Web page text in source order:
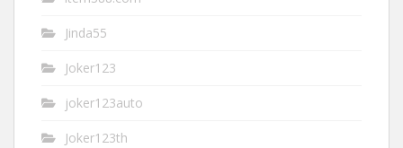
Jinda55
Joker123
joker123auto
Joker123th